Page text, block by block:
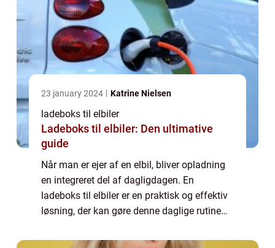
23 january 2024 Katrine Nielsen
ladeboks til elbiler
Ladeboks til elbiler: Den ultimative
guide
Når man er ejer af en elbil, bliver opladning
en integreret del af dagligdagen. En
ladeboks til elbiler er en praktisk og effektiv
løsning, der kan gøre denne daglige rutine
lange løb. Herunder vil vi komme...